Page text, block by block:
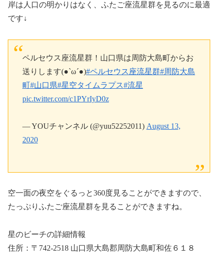
岸は人口の明かりはなく、ふたご座流星群を見るのに最適
です↓
ペルセウス座流星群！山口県は周防大島町からお
送りします(●`ω´●)#ペルセウス座流星群#周防大島
町#山口県#星空タイムラプス#流星
pic.twitter.com/c1PYrIyD0z
— YOUチャンネル (@yuu52252011) August 13,
2020
空一面の夜空をぐるっと360度見ることができますので、
たっぷりふたご座流星群を見ることができますね。
星のビーチの詳細情報
住所：〒742-2518 山口県大島郡周防大島町和佐６１８